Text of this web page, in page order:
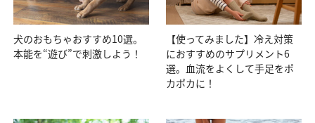
犬のおもちゃおすすめ10選。
本能を“遊び”で刺激しよう！
【使ってみました】冷え対策
におすすめのサプリメント6
選。血流をよくして手足をポ
カポカに！